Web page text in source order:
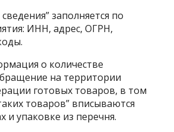
заполняется по
ИНН, адрес, ОГРН,
о количестве
на территории
готовых товаров, в том
товаров” вписываются
и упаковке из перечня.